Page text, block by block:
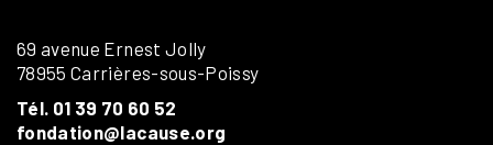
69 avenue Ernest Jolly
78955 Carrières-sous-Poissy
Tél. 01 39 70 60 52
fondation@lacause.org